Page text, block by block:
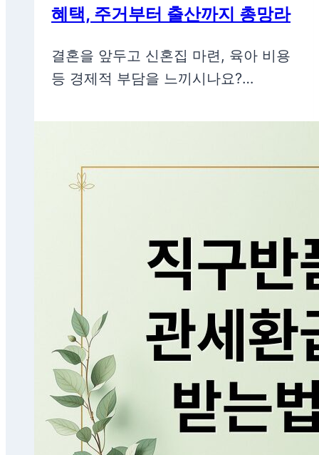
혜택, 주거부터 출산까지 총망라
결혼을 앞두고 신혼집 마련, 육아 비용
등 경제적 부담을 느끼시나요?…